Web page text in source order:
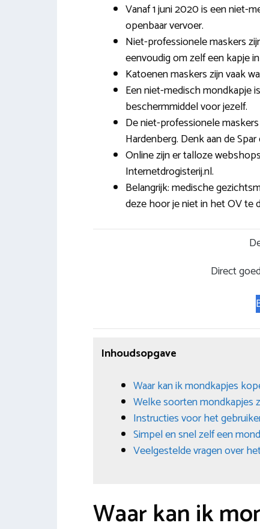
Vanaf 1 juni 2020 is een niet-
openbaar vervoer.
Niet-professionele maskers
eenvoudig om zelf een kapje
Katoenen maskers zijn vaak
Een niet-medisch mondkapje
beschermmiddel voor jezelf.
De niet-professionele
Hardenberg. Denk aan de
Online zijn er talloze
Internetdrogisterij.nl.
Belangrijk: medische
deze hoor je niet in het OV te
Direct
Inhoudsopgave
Waar kan ik mondkapjes
Welke soorten mondkapjes
Instructies voor het
Simpel en snel zelf een
Veelgestelde vragen over
Waar kan ik